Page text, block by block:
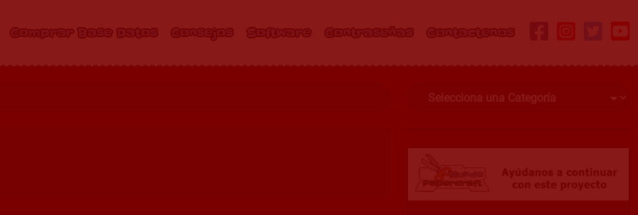
Comprar Base Datos Consejos Software Contraseñas Contactenos